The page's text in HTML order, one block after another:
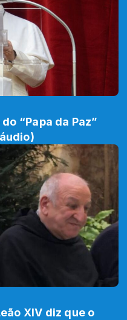
“Papa da Paz”
XIV diz que o